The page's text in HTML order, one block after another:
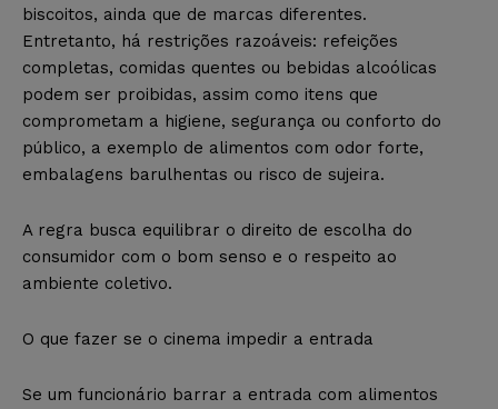
biscoitos, ainda que de marcas diferentes.
Entretanto, há restrições razoáveis: refeições
completas, comidas quentes ou bebidas alcoólicas
podem ser proibidas, assim como itens que
comprometam a higiene, segurança ou conforto do
público, a exemplo de alimentos com odor forte,
embalagens barulhentas ou risco de sujeira.
A regra busca equilibrar o direito de escolha do
consumidor com o bom senso e o respeito ao
ambiente coletivo.
O que fazer se o cinema impedir a entrada
Se um funcionário barrar a entrada com alimentos